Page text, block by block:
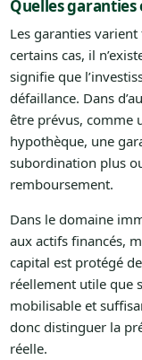
Quelles garanties
Les garanties
certains cas, il
signifie que
défaillance. Dans
être prévus, comme
hypothèque, une
subordination plus
remboursement.
Dans le domaine
aux actifs financés,
capital est protégé
réellement utile que
mobilisable et
donc distinguer la
réelle.